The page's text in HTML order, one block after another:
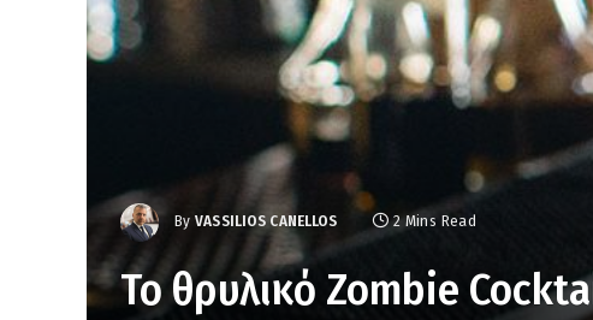
By VASSILIOS CANELLOS 2 Mins Read
Το θρυλικό Zombie